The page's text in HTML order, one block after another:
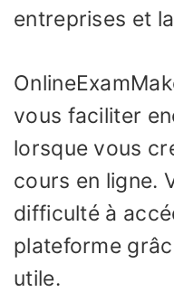
entreprises et
vous faciliter
lorsque vous
cours en ligne.
difficulté à
plateforme
utile.